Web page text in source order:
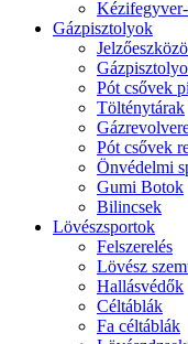
Gázpisztolyok
Pót csővek
Tölténytárak
Pót csővek
Önvédelmi
Gumi Botok
Bilincsek
Lövészsportok
Felszerelés
Lövész
Hallásvédők
Céltáblák
Fa céltáblák